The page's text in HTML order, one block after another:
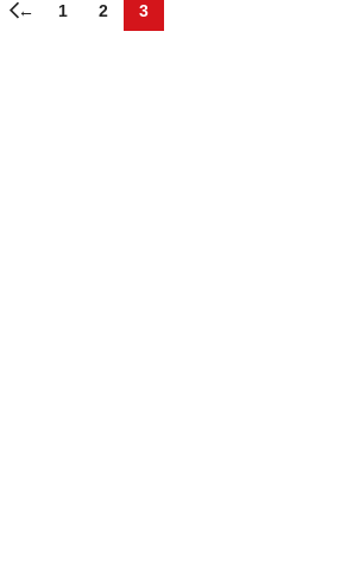
← 1 2 3